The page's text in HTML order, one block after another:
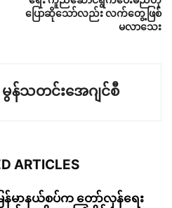
ပြောဆိုသော်လည်း လက်တွေ့ဖြစ်
မလာသေး
သတင်းအေဂျင်စီ
ARTICLES
န်မာနယ်စပ်က တော်လှန်ရေး